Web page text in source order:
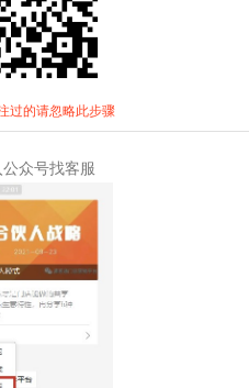
过的请忽略此步骤
众号找客服